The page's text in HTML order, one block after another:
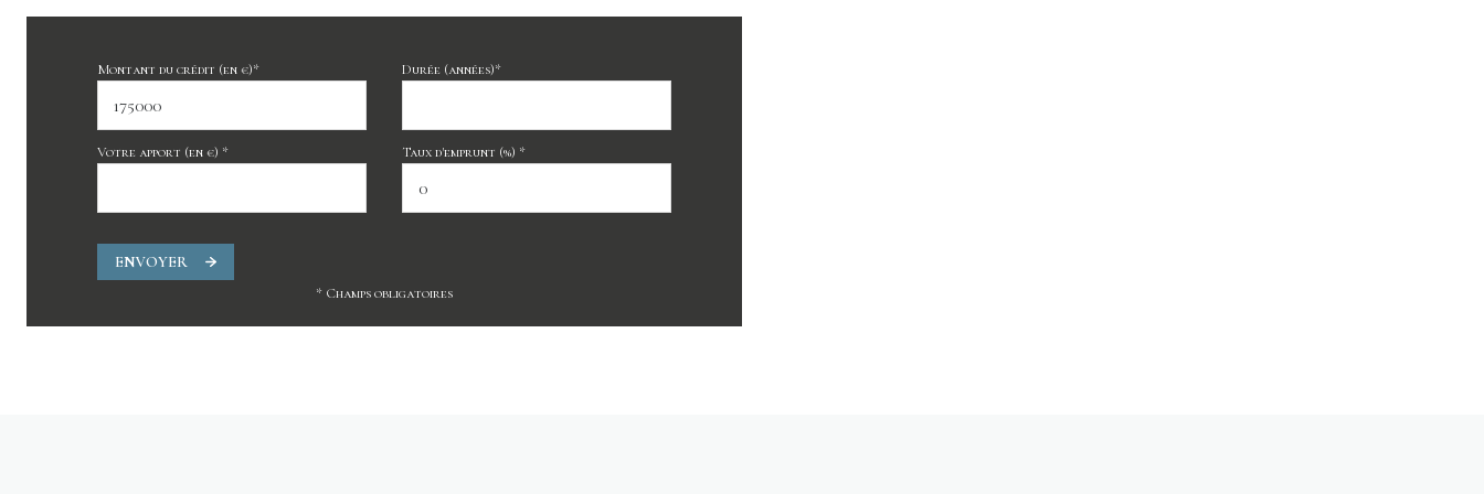
Montant du crédit (en €)* Durée (années)*
Votre apport (en €) * Taux d'emprunt (%) *
ENVOYER
* Champs obligatoires